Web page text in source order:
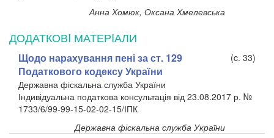
Анна Хомюк, Оксана Хмелевська
ДОДАТКОВI МАТЕРIАЛИ
Щодо нарахування пені за ст. 129
Податкового кодексу України
(c. 33)
Державна фіскальна служба України
Індивідуальна податкова консультація від 23.08.2017 р. №
1733/6/99-99-15-02-02-15/ІПК
Державна фіскальна служба України